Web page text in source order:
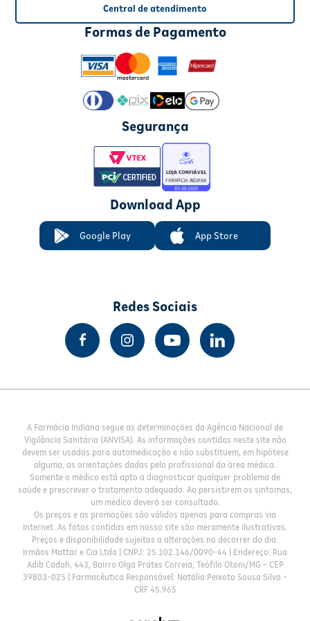
Central de atendimento
Formas de Pagamento
Segurança
Download App
Google Play App Store
Redes Sociais
A Farmácia Indiana segue as determinações da Agência Nacional de
Vigilância Sanitária (ANVISA). As informações contidas neste site não
devem ser usadas para automedicação e não substituem, em hipótese
alguma, as orientações dadas pelo profissional da área médica.
Somente o médico está apto a diagnosticar qualquer problema de
saúde e prescrever o tratamento adequado. Ao persistirem os sintomas,
um médico deverá ser consultado.
Os preços e as promoções são válidos apenas para compras via
Internet. As fotos contidas em nosso site são meramente ilustrativas.
Preços e disponibilidade sujeitos a alterações no decorrer do dia.
Irmãos Mattar e Cia Ltda | CNPJ: 25.102.146/0090-44 | Endereço: Rua
Adib Cadah, 443, Bairro Olga Prates Correia, Teófilo Otoni/MG - CEP
39803-025 | Farmacêutica Responsável: Natália Peixoto Sousa Silva -
CRF 45.965